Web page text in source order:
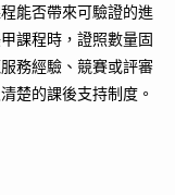
能否帶來可驗證的進
課程時，證照數量固
務經驗、競賽或評審
楚的課後支持制度。